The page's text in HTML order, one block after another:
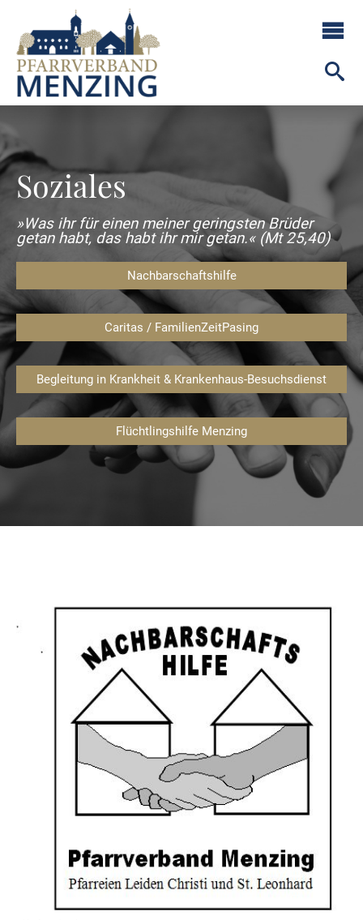
Soziales
»Was ihr für einen meiner geringsten Brüder
getan habt, das habt ihr mir getan.« (Mt 25,40)
Nachbarschaftshilfe
Caritas / FamilienZeitPasing
Begleitung in Krankheit & Krankenhaus-Besuchsdienst
Flüchtlingshilfe Menzing